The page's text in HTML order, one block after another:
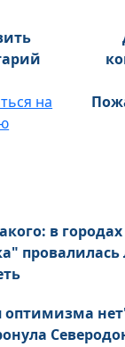
в городах
провалилась
оптимизма